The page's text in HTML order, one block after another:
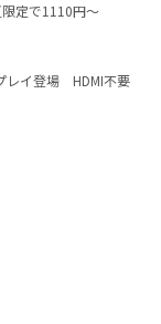
限定で1110円～
レイ登場 HDMI不要